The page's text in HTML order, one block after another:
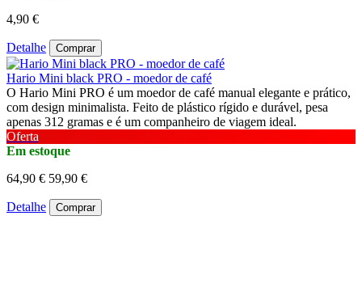
4,90 €
Detalhe Comprar
Hario Mini black PRO - moedor de café
O Hario Mini PRO é um moedor de café manual elegante e prático,
com design minimalista. Feito de plástico rígido e durável, pesa
apenas 312 gramas e é um companheiro de viagem ideal.
Oferta
Em estoque
64,90 € 59,90 €
Detalhe Comprar